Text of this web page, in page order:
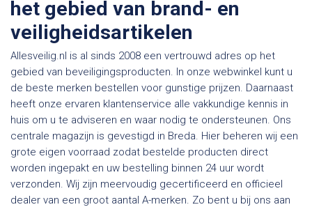
het gebied van brand- en
veiligheidsartikelen
Allesveilig.nl is al sinds 2008 een vertrouwd adres op het
gebied van beveiligingsproducten. In onze webwinkel kunt u
de beste merken bestellen voor gunstige prijzen. Daarnaast
heeft onze ervaren klantenservice alle vakkundige kennis in
huis om u te adviseren en waar nodig te ondersteunen. Ons
centrale magazijn is gevestigd in Breda. Hier beheren wij een
grote eigen voorraad zodat bestelde producten direct
worden ingepakt en uw bestelling binnen 24 uur wordt
verzonden. Wij zijn meervoudig gecertificeerd en officieel
dealer van een groot aantal A-merken. Zo bent u bij ons aan